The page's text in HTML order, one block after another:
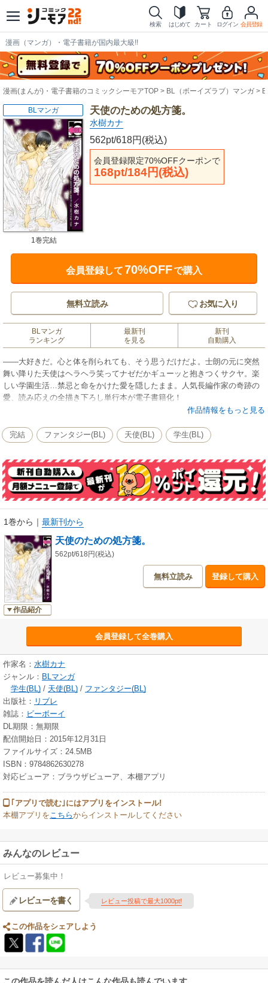
検索 はじめて カート ログイン 会員登録
漫画（マンガ）・電子書籍が国内最大級!!
漫画(まんが)・電子書籍のコミックシーモアTOP BL（ボーイズラブ）マンガ
天使のための処方箋。
水樹カナ
562pt/618円(税込)
会員登録限定70%OFFクーポンで
168pt/184円(税込)
BLマンガ
1巻完結
会員登録して70%OFFで購入
無料立読み お気に入り
BLマンガ
ランキング
最新刊
を見る
新刊
自動購入
――大好きだ。心と体を削られても、そう思うだけだよ。士朗の元に突然
舞い降りた天使はヘラヘラ笑ってナゼだかギューッと抱きつくサクヤ。楽
しい学園生活…禁忌と命をかけた愛を隠したまま。人気長編作家の奇跡の
愛、読み応えの全描き下ろし単行本が電子書籍化！
作品情報をもっと見る
完結 ファンタジー(BL) 天使(BL) 学生(BL)
1巻から ｜ 最新刊から
作品紹介
天使のための処方箋。
562pt/618円(税込)
無料立読み 登録して購入
会員登録して全巻購入
作家名： 水樹カナ
ジャンル： BLマンガ
学生(BL) / 天使(BL) / ファンタジー(BL)
出版社： リブレ
雑誌： ビーボーイ
DL期限：無期限
配信開始日：2015年12月31日
ファイルサイズ：24.5MB
ISBN：9784862630278
対応ビューア：ブラウザビューア、本棚アプリ
｢アプリで読む｣にはアプリをインストール!
本棚アプリを こちらからインストールしてください
みんなのレビュー
レビュー募集中！
レビューを書く レビュー投稿で最大1000pt!
この作品をシェアしよう
この作品を読んだ人はこんな作品も読んでいます